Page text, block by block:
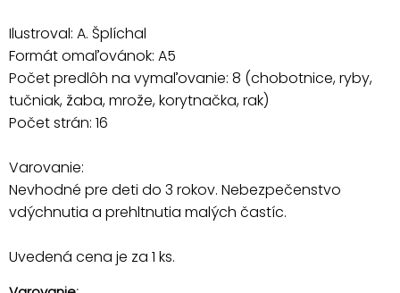
Ilustroval: A. Šplíchal
Formát omaľovánok: A5
Počet predlôh na vymaľovanie: 8 (chobotnice, ryby,
tučniak, žaba, mrože, korytnačka, rak)
Počet strán: 16
Varovanie:
Nevhodné pre deti do 3 rokov. Nebezpečenstvo
vdýchnutia a prehltnutia malých častíc.
Uvedená cena je za 1 ks.